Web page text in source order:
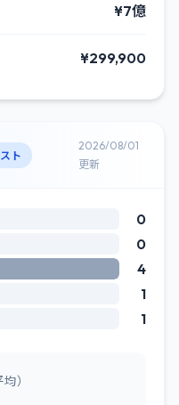
¥7億
¥299,900
ト
2026/08/01
更新
0
0
4
1
1
）